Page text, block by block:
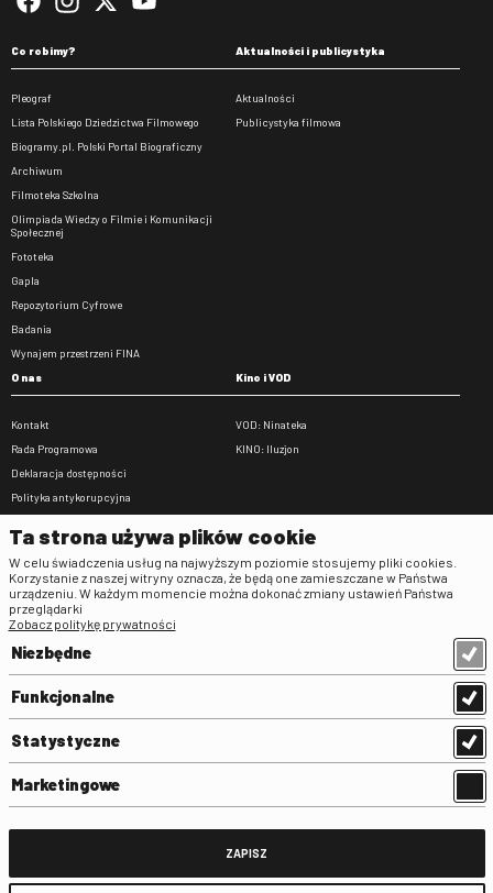
Co robimy?
Pleograf
Lista Polskiego Dziedzictwa Filmowego
Biogramy.pl. Polski Portal Biograficzny
Archiwum
Filmoteka Szkolna
Olimpiada Wiedzy o Filmie i Komunikacji
Społecznej
Fototeka
Gapla
Repozytorium Cyfrowe
Badania
Wynajem przestrzeni FINA
Aktualności i publicystyka
Aktualności
Publicystyka filmowa
O nas
Kontakt
Rada Programowa
Deklaracja dostępności
Polityka antykorupcyjna
Zamówienia publiczne
Praca w FINA
Kino i VOD
VOD: Ninateka
KINO: Iluzjon
Regulaminy
Klauzula informacyjna RODO
Regulamin użytkowania parkingu
Standardy ochrony małoletnich
Regulamin kina Iluzjon
Ta strona używa plików cookie
W celu świadczenia usług na najwyższym poziomie stosujemy pliki cookies.
Korzystanie z naszej witryny oznacza, że będą one zamieszczane w Państwa
urządzeniu. W każdym momencie można dokonać zmiany ustawień Państwa
przeglądarki
Zobacz politykę prywatności
Niezbędne
Funkcjonalne
Statystyczne
Marketingowe
ZAPISZ